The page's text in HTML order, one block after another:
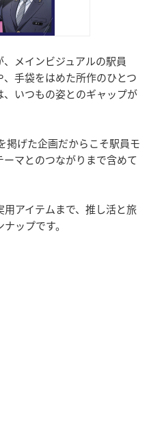
メインビジュアルの駅員
手袋をはめた所作のひとつ
いつもの姿とのギャップが
掲げた企画だからこそ駅員モ
マとのつながりまで含めて
アイテムまで、推し活と旅
ップです。